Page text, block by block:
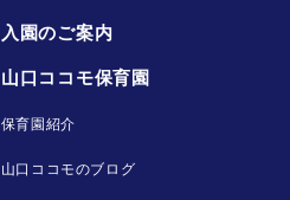
入園のご案内
山口ココモ保育園
保育園紹介
山口ココモのブログ